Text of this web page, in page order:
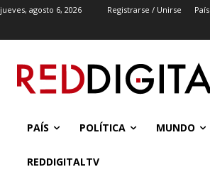
jueves, agosto 6, 2026 Registrarse / Unirse País
PAÍS POLÍTICA MUNDO
REDDIGITALTV